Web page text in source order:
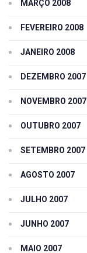
MARÇO 2008
FEVEREIRO 2008
JANEIRO 2008
DEZEMBRO 2007
NOVEMBRO 2007
OUTUBRO 2007
SETEMBRO 2007
AGOSTO 2007
JULHO 2007
JUNHO 2007
MAIO 2007